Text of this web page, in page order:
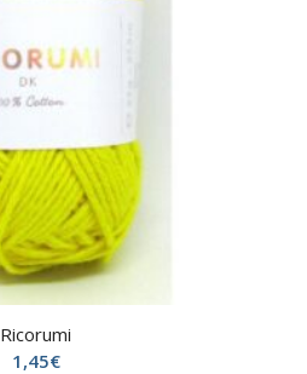
Ricorumi
1,45€